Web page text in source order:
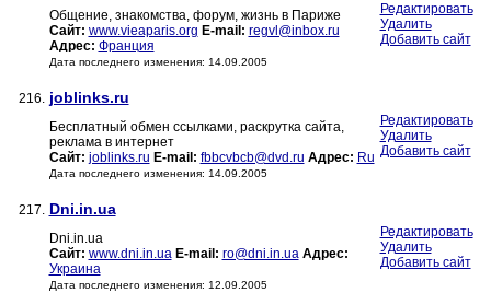
Общение, знакомства, форум, жизнь в Париже
Сайт: www.vieaparis.org E-mail: regvl@inbox.ru
Адрес: Франция
Дата последнего изменения: 14.09.2005
Редактировать
Удалить
Добавить сайт
216. joblinks.ru
Бесплатный обмен ссылками, раскрутка сайта,
реклама в интернет
Сайт: joblinks.ru E-mail: fbbcvbcb@dvd.ru Адрес: Ru
Дата последнего изменения: 14.09.2005
Редактировать
Удалить
Добавить сайт
217. Dni.in.ua
Dni.in.ua
Сайт: www.dni.in.ua E-mail: ro@dni.in.ua Адрес:
Украина
Дата последнего изменения: 12.09.2005
Редактировать
Удалить
Добавить сайт